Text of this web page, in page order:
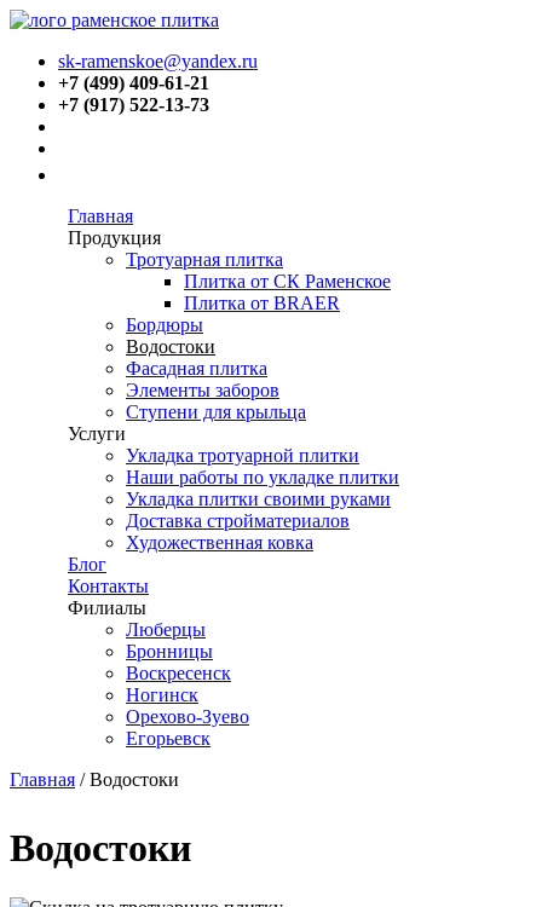
sk-ramenskoe@yandex.ru
+7 (499) 409-61-21
+7 (917) 522-13-73
Главная
Продукция
Тротуарная плитка
Плитка от СК Раменское
Плитка от BRAER
Бордюры
Водостоки
Фасадная плитка
Элементы заборов
Ступени для крыльца
Услуги
Укладка тротуарной плитки
Наши работы по укладке плитки
Укладка плитки своими руками
Доставка стройматериалов
Художественная ковка
Блог
Контакты
Филиалы
Люберцы
Бронницы
Воскресенск
Ногинск
Орехово-Зуево
Егорьевск
Главная / Водостоки
Водостоки